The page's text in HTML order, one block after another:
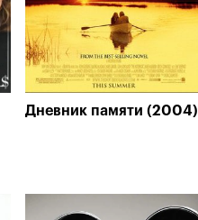
Дневник памяти (2004)